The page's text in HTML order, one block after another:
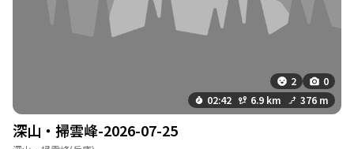
2
0
02:42
6.9 km 376 m
深山・掃雲峰-2026-07-25